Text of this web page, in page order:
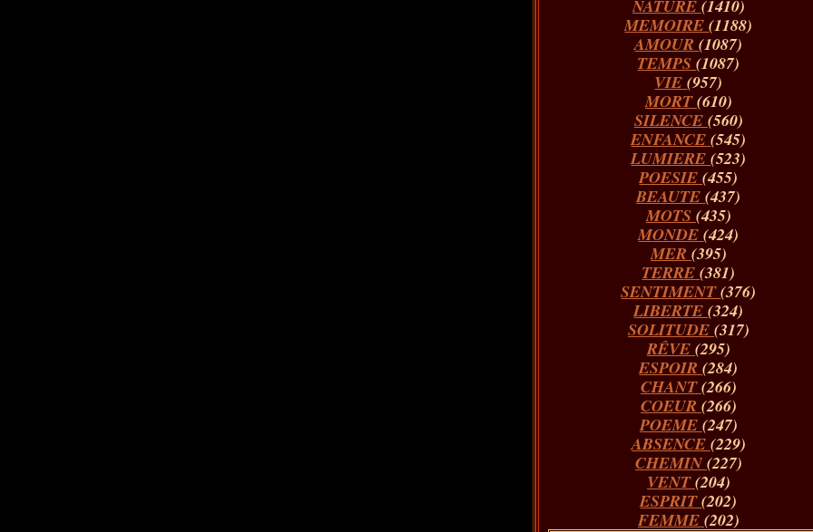
NATURE (1410)
MEMOIRE(1188)
AMOUR(1087)
TEMPS(1087)
VIE(957)
MORT(610)
SILENCE (560)
ENFANCE(545)
LUMIERE(523)
POESIE(455)
BEAUTE(437)
MOTS (435)
MONDE(424)
MER (395)
TERRE(381)
SENTIMENT(376)
LIBERTE(324)
SOLITUDE (317)
RÊVE (295)
ESPOIR(284)
CHANT(266)
COEUR (266)
POEME (247)
ABSENCE (229)
CHEMIN(227)
VENT(204)
ESPRIT(202)
FEMME (202)